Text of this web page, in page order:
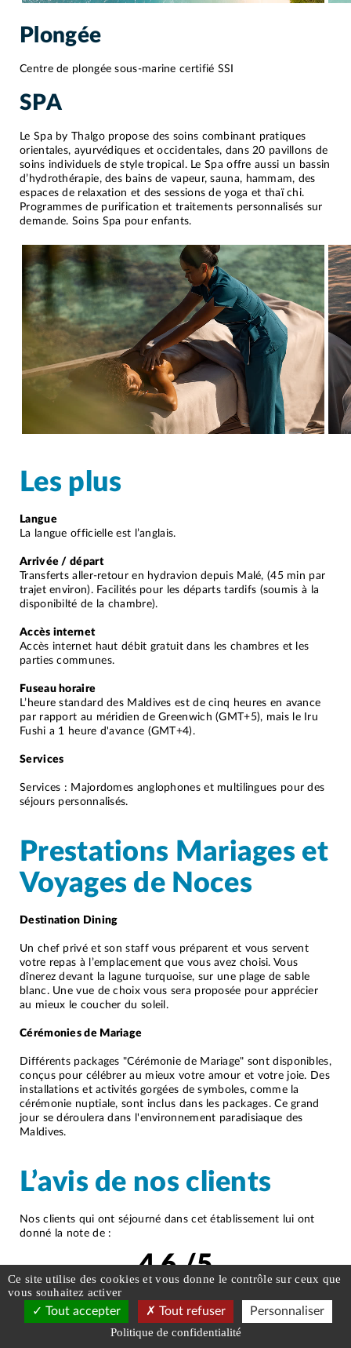
Plongée
Centre de plongée sous-marine certifié SSI
SPA
Le Spa by Thalgo propose des soins combinant pratiques
orientales, ayurvédiques et occidentales, dans 20 pavillons de
soins individuels de style tropical. Le Spa offre aussi un bassin
d’hydrothérapie, des bains de vapeur, sauna, hammam, des
espaces de relaxation et des sessions de yoga et thaï chi.
Programmes de purification et traitements personnalisés sur
demande. Soins Spa pour enfants.
Les plus
Langue
La langue officielle est l’anglais.
Arrivée / départ
Transferts aller-retour en hydravion depuis Malé, (45 min par
trajet environ). Facilités pour les départs tardifs (soumis à la
disponibilté de la chambre).
Accès internet
Accès internet haut débit gratuit dans les chambres et les
parties communes.
Fuseau horaire
L’heure standard des Maldives est de cinq heures en avance
par rapport au méridien de Greenwich (GMT+5), mais le Iru
Fushi a 1 heure d'avance (GMT+4).
Services
Services : Majordomes anglophones et multilingues pour des
séjours personnalisés.
Prestations Mariages et
Voyages de Noces
Destination Dining
Un chef privé et son staff vous préparent et vous servent
votre repas à l’emplacement que vous avez choisi. Vous
dînerez devant la lagune turquoise, sur une plage de sable
blanc. Une vue de choix vous sera proposée pour apprécier
au mieux le coucher du soleil.
Cérémonies de Mariage
Différents packages "Cérémonie de Mariage" sont disponibles,
conçus pour célébrer au mieux votre amour et votre joie. Des
installations et activités gorgées de symboles, comme la
cérémonie nuptiale, sont inclus dans les packages. Ce grand
jour se déroulera dans l'environnement paradisiaque des
Maldives.
L’avis de nos clients
Nos clients qui ont séjourné dans cet établissement lui ont
donné la note de :
4,6/5
avis clients
Détail des avis :
Service d'accueil :4/5
Réservez votre Voyage
à partir de 2431€
Ce site utilise des cookies et vous donne le contrôle sur ceux que
vous souhaitez activer
Tout accepter
Tout refuser
Personnaliser
Politique de confidentialité